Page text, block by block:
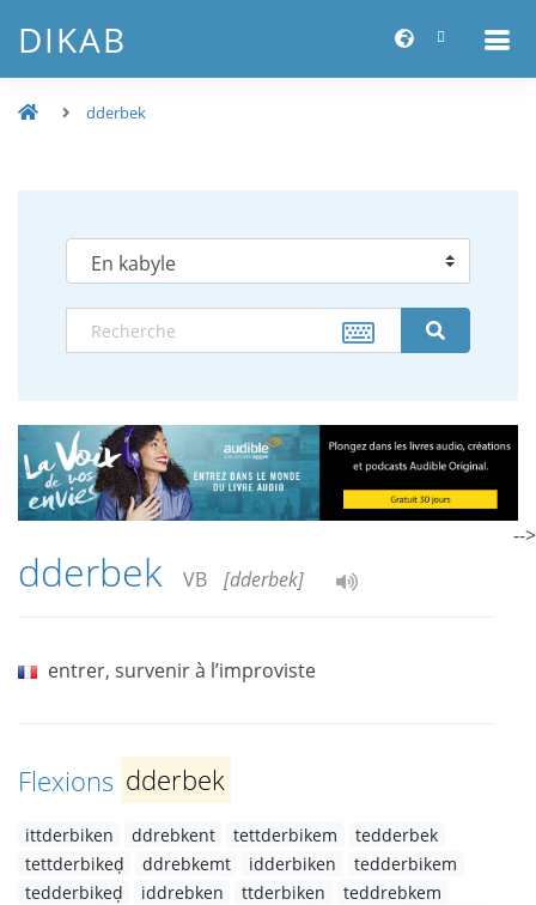
DIKAB
dderbek
dderbek VB [dderbek]
entrer, survenir à l’improviste
Flexions dderbek
ittderbiken ddrebkent tettderbikem
tedderbek
tettderbikeḍ
ddrebkemt idderbiken
tedderbikem
tedderbikeḍ
iddrebken ttderbiken
teddrebkem
-->